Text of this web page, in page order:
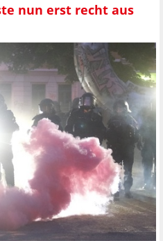
nun erst recht aus